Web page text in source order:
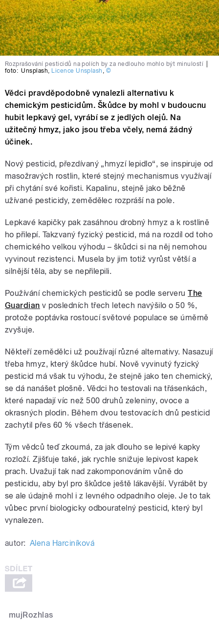
Rozprašování pesticidů na polích by za nedlouho mohlo být minulostí
foto: Unsplash, Licence Unsplash , ©
Vědci pravděpodobně vynalezli alternativu k
chemickým pesticidům. Škůdce by mohl v budoucnu
hubit lepkavý gel, vyrábí se z jedlých olejů. Na
užitečný hmyz, jako jsou třeba včely, nemá žádný
účinek.
Nový pesticid, přezdívaný „hmyzí lepidlo“, se inspiruje od
masožravých rostlin, které stejný mechanismus využívají
při chytání své kořisti. Kapalinu, stejně jako běžně
užívané pesticidy, zemědělec rozpráší na pole.
Lepkavé kapičky pak zasáhnou drobný hmyz a k rostlině
ho přilepí. Takzvaný fyzický pesticid, má na rozdíl od toho
chemického velkou výhodu – škůdci si na něj nemohou
vyvinout rezistenci. Musela by jim totiž vyrůst větší a
silnější těla, aby se nepřilepili.
Používání chemických pesticidů se podle serveruThe
Guardian v posledních třech letech navýšilo o 50 %,
protože poptávka rostoucí světové populace se úměrně
zvyšuje.
Někteří zemědělci už používají různé alternativy. Nasazují
třeba hmyz, který škůdce hubí. Nově vyvinutý fyzický
pesticid má však tu výhodu, že stejně jako ten chemický,
se dá nanášet plošně. Vědci ho testovali na třásenkách,
které napadají víc než 500 druhů zeleniny, ovoce a
okrasných plodin. Během dvou testovacích dnů pesticid
zachytil přes 60 % všech třásenek.
Tým vědců teď zkoumá, za jak dlouho se lepivé kapky
rozloží. Zjišťuje také, jak rychle snižuje lepivost kapek
prach. Uvažují tak nad zakomponováním vůně do
pesticidu, aby byl pro škůdce ještě lákavější. Vyrábět by
se ale údajně mohl i z levného odpadního oleje. Je to tak
vůbec první biologicky odbouratelný pesticid, který byl
vynalezen.
autor: Alena Harciníková
mujRozhlas